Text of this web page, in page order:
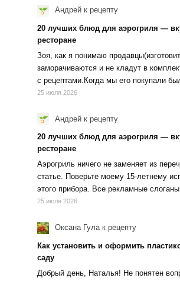
Андрей к рецепту
20 лучших блюд для аэрогриля —
ресторане
Зоя, как я понимаю
заморачиваются и не кладут в
с рецептами.Когда мы его покупали
25 июля 2026
Андрей к рецепту
20 лучших блюд для аэрогриля —
ресторане
Аэрогриль ничего не заменяет из
статье. Поверьте моему 15-летнему
этого прибора. Все рекламные
25 июля 2026
Оксана Гулак рецепту
Как установить и оформить
саду
Добрый день, Наталья! Не понятен